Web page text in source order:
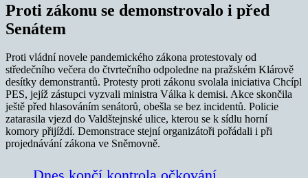
Proti zákonu se demonstrovalo i před
Senátem
Proti vládní novele pandemického zákona protestovaly od
středečního večera do čtvrtečního odpoledne na pražském Klárově
desítky demonstrantů. Protesty proti zákonu svolala iniciativa Chcípl
PES, jejíž zástupci vyzvali ministra Válka k demisi. Akce skončila
ještě před hlasováním senátorů, obešla se bez incidentů. Policie
zatarasila vjezd do Valdštejnské ulice, kterou se k sídlu horní
komory přijíždí. Demonstrace stejní organizátoři pořádali i při
projednávání zákona ve Sněmovně.